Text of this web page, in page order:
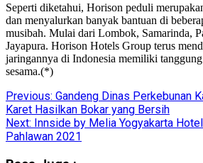
Seperti diketahui, Horison peduli
dan menyalurkan banyak bantuan di
musibah. Mulai dari Lombok, Samarinda,
Jayapura. Horison Hotels Group terus
jaringannya di Indonesia memiliki
sesama.(*)
Post
navigation
Previous: Gandeng Dinas Perkebunan
Karet Hasilkan Bokar yang Bersih
Next: Innside by Melia Yogyakarta
Pahlawan 2021